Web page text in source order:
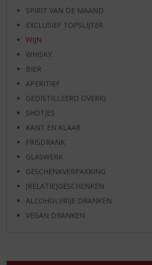
SPIRIT VAN DE MAAND
EXCLUSIEF TOPSLIJTER
WIJN
WHISKY
BIER
APERITIEF
GEDISTILLEERD OVERIG
SHOTJES
KANT EN KLAAR
FRISDRANK
GLASWERK
GESCHENKVERPAKKING
(RELATIE)GESCHENKEN
ALCOHOLVRIJE DRANKEN
VEGAN DRANKEN